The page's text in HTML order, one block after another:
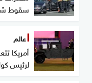
سقوط
عالم
أمريكا
لرئيس